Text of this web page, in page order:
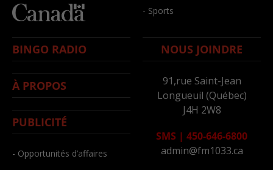
- Sports
BINGO RADIO
À PROPOS
PUBLICITÉ
- Opportunités d’affaires
NOUS JOINDRE
91,rue Saint-Jean
Longueuil (Québec)
J4H 2W8
SMS | 450-646-6800
admin@fm1033.ca